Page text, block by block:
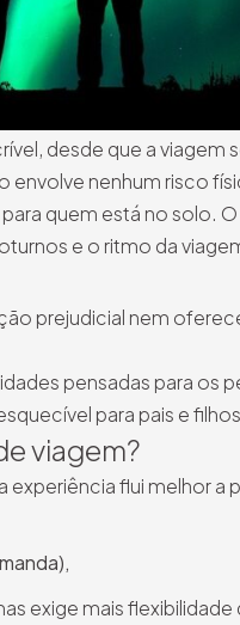
desde que a
envolve nenhum risco
quem está no solo.
e o ritmo da
prejudicial nem
pensadas para os
para pais e
viagem?
flui melhor a
exige mais